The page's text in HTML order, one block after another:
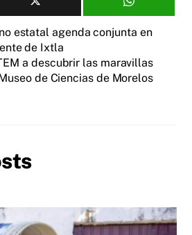
estatal agenda conjunta en
de Ixtla
a descubrir las maravillas
de Ciencias de Morelos